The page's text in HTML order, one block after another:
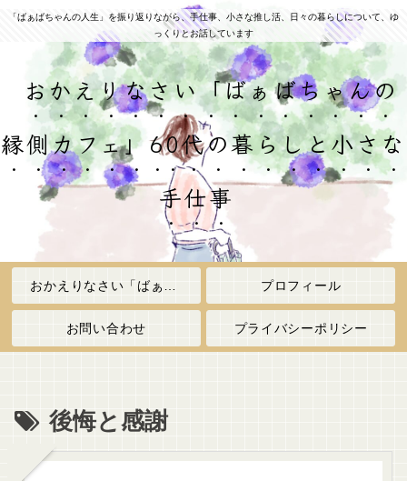
「ばぁばちゃんの人生」を振り返りながら、手仕事、小さな推し活、日々の暮らしについて、ゆ
っくりとお話しています
おかえりなさい「ばぁばちゃんの
縁側カフェ」60代の暮らしと小さな
手仕事
プロフィール
お問い合わせ プライバシーポリシー
後悔と感謝